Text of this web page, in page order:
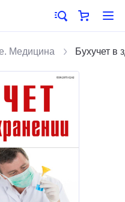
Медицина Бухучет в